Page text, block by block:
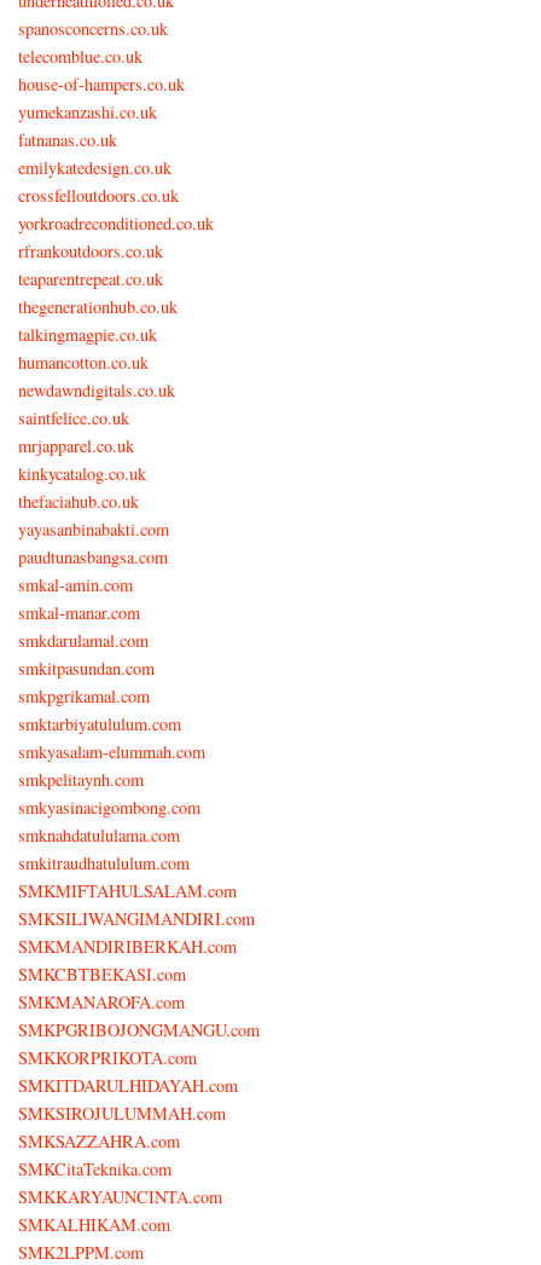
spanosconcerns.co.uk
telecomblue.co.uk
house-of-hampers.co.uk
yumekanzashi.co.uk
fatnanas.co.uk
emilykatedesign.co.uk
crossfelloutdoors.co.uk
yorkroadreconditioned.co.uk
rfrankoutdoors.co.uk
teaparentrepeat.co.uk
thegenerationhub.co.uk
talkingmagpie.co.uk
humancotton.co.uk
newdawndigitals.co.uk
saintfelice.co.uk
mrjapparel.co.uk
kinkycatalog.co.uk
thefaciahub.co.uk
yayasanbinabakti.com
paudtunasbangsa.com
smkal-amin.com
smkal-manar.com
smkdarulamal.com
smkitpasundan.com
smkpgrikamal.com
smktarbiyatululum.com
smkyasalam-elummah.com
smkpelitaynh.com
smkyasinacigombong.com
smknahdatululama.com
smkitraudhatululum.com
SMKMIFTAHULSALAM.com
SMKSILIWANGIMANDIRI.com
SMKMANDIRIBERKAH.com
SMKCBTBEKASI.com
SMKMANAROFA.com
SMKPGRIBOJONGMANGU.com
SMKKORPRIKOTA.com
SMKITDARULHIDAYAH.com
SMKSIROJULUMMAH.com
SMKSAZZAHRA.com
SMKCitaTeknika.com
SMKKARYAUNCINTA.com
SMKALHIKAM.com
SMK2LPPM.com